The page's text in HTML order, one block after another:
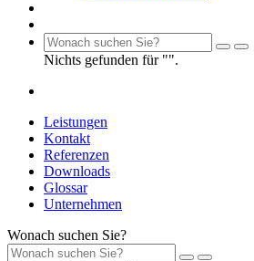
Nichts gefunden für "".
Leistungen
Kontakt
Referenzen
Downloads
Glossar
Unternehmen
Wonach suchen Sie?